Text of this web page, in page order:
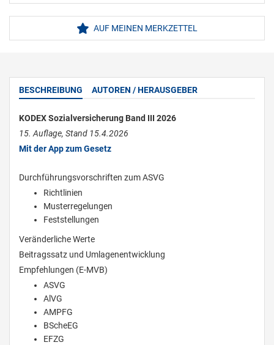
AUF MEINEN MERKZETTEL
BESCHREIBUNG AUTOREN / HERAUSGEBER
KODEX Sozialversicherung Band III 2026
15. Auflage, Stand 15.4.2026
Mit der App zum Gesetz
Durchführungsvorschriften zum ASVG
Richtlinien
Musterregelungen
Feststellungen
Veränderliche Werte
Beitragssatz und Umlagenentwicklung
Empfehlungen (E-MVB)
ASVG
AlVG
AMPFG
BScheEG
EFZG